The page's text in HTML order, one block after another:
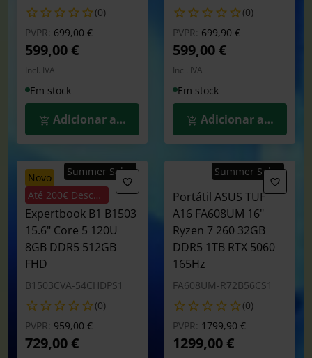
(0)
PVPR: Preço reduzido de
699,00 €para
599,00 €
Incl. IVA
Em stock
Adicionar ao Carrinho
(0)
PVPR: Preço reduzido de
699,90 €para
599,00 €
Incl. IVA
Em stock
Adicionar ao
novo
Até 200€ Desconto
Summer Sales
Portátil ASUS
Expertbook B1 B1503
15.6" Core 5 120U
8GB DDR5 512GB
FHD
B1503CVA-54CHDPS1
(0)
PVPR: Preço reduzido de
959,00 €para
729,00 €
Summer Sales
Portátil ASUS TUF
A16 FA608UM 16"
Ryzen 7 260 32GB
DDR5 1TB RTX 5060
165Hz
FA608UM-R72B56CS1
(0)
PVPR: Preço reduzido de
1799,90 €para
1299,00 €